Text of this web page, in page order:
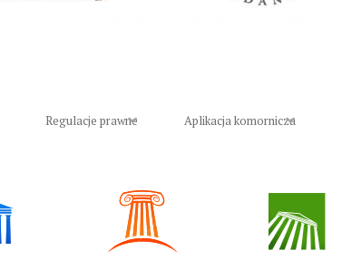
Regulacje prawne Aplikacja komornicza